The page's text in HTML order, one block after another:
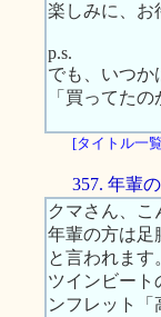
楽しみに、お
p.s.
でも、いつか
「買ってた
[タイトル一
357. 年輩
クマさん、こ
年輩の方は足
と言われます
ツインビート
ンフレット